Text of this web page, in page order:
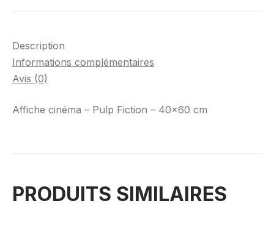
Description
Informations complémentaires
Avis (0)
Affiche cinéma – Pulp Fiction – 40×60 cm
PRODUITS SIMILAIRES